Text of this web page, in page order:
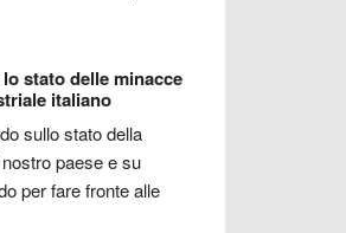
stato delle minacce
italiano
sullo stato della
paese e su
per fare fronte alle